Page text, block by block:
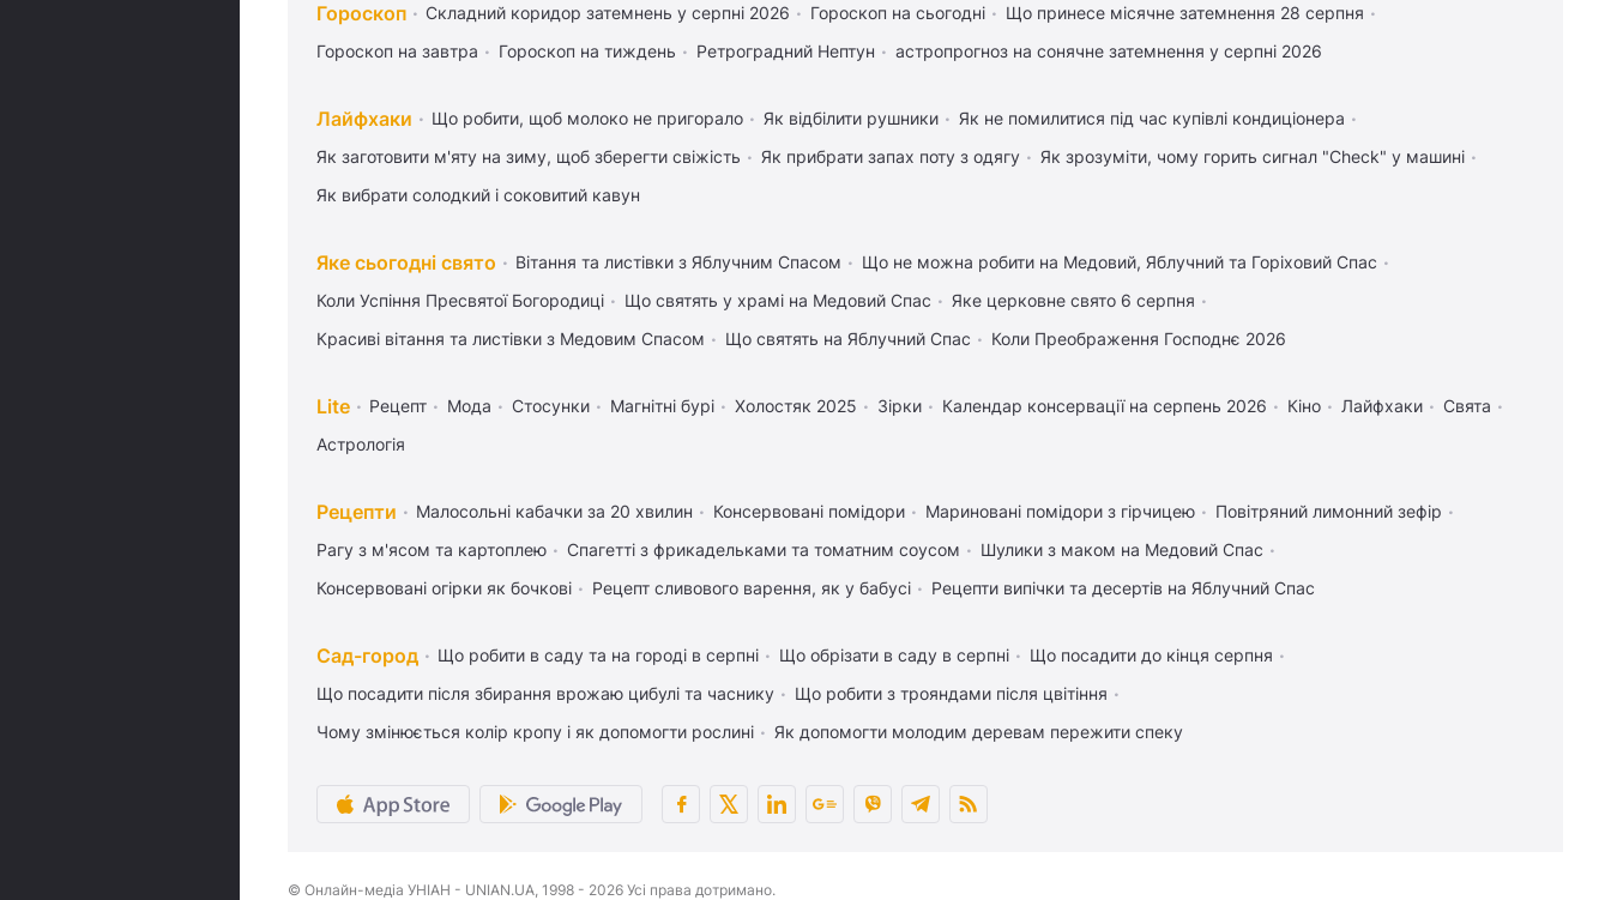
Гороскоп Складний коридор затемнень у серпні 2026 Гороскоп на сьогодні
Що принесе місячне затемнення 28 серпня
Гороскоп на завтра
Гороскоп на тиждень Ретроградний Нептун астропрогноз на сонячне затемнення у серпні 2026
Лайфхаки Що робити, щоб молоко не пригорало Як відбілити рушники
Як не помилитися під час купівлі кондиціонера
Як заготовити м'яту на зиму, щоб зберегти свіжість
Як прибрати запах поту з одягу
Як зрозуміти, чому горить сигнал "Check" у машині
Як вибрати солодкий і соковитий кавун
Яке сьогодні свято Вітання та листівки з Яблучним Спасом
Що не можна робити на Медовий, Яблучний та Горіховий Спас
Коли Успіння Пресвятої Богородиці
Що святять у храмі на Медовий Спас
Яке церковне свято 6 серпня
Красиві вітання та листівки з Медовим Спасом
Що святять на Яблучний Спас Коли Преображення Господнє 2026
Lite Рецепт Мода Стосунки Магнітні бурі Холостяк 2025 Зірки Календар консервації на серпень 2026 Кіно Лайфхаки
Свята
Астрологія
Рецепти Малосольні кабачки за 20 хвилин Консервовані помідори Мариновані помідори з гірчицею
Повітряний лимонний зефір
Рагу з м'ясом та картоплею
Спагетті з фрикадельками та томатним соусом
Шулики з маком на Медовий Спас
Консервовані огірки як бочкові
Рецепт сливового варення, як у бабусі Рецепти випічки та десертів на Яблучний Спас
Сад-город Що робити в саду та на городі в серпні Що обрізати в саду в серпні
Що посадити до кінця серпня
Що посадити після збирання врожаю цибулі та часнику
Що робити з трояндами після цвітіння
Чому змінюється колір кропу і як допомогти рослині
Як допомогти молодим деревам пережити спеку
© Онлайн-медіа УНІАН - UNIAN.UA, 1998 - 2026 Усі права дотримано.